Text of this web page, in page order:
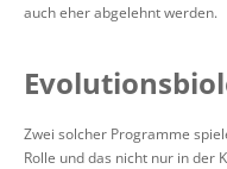
auch eher abgelehnt werden.
Zwei solcher Programme
Rolle und das nicht nur in der